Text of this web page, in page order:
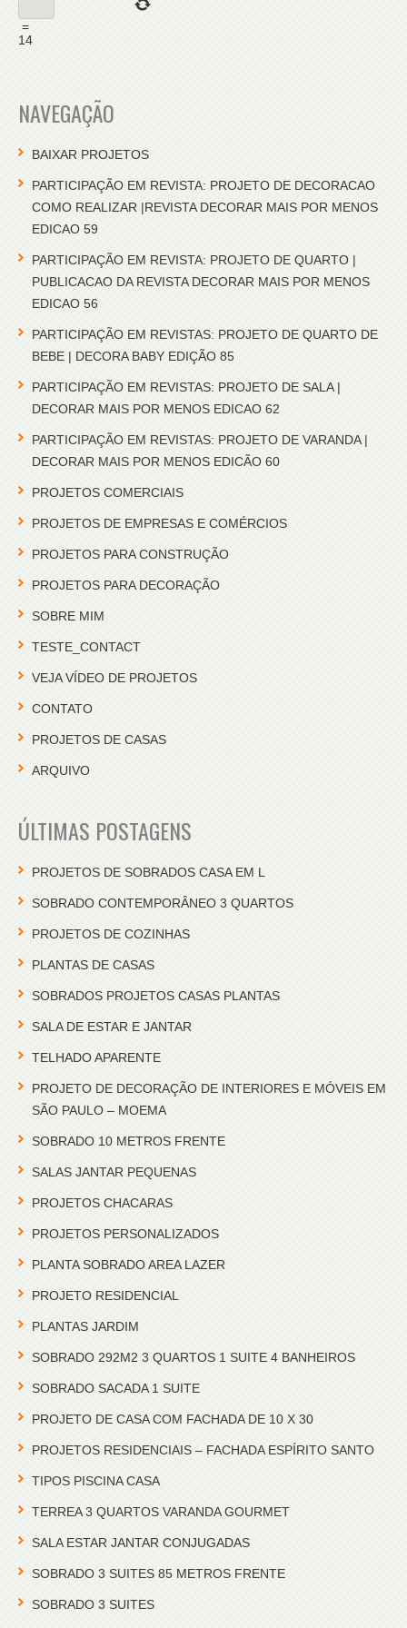
=
14
NAVEGAÇÃO
BAIXAR PROJETOS
PARTICIPAÇÃO EM REVISTA: PROJETO DE DECORACAO
COMO REALIZAR |REVISTA DECORAR MAIS POR MENOS
EDICAO 59
PARTICIPAÇÃO EM REVISTA: PROJETO DE QUARTO |
PUBLICACAO DA REVISTA DECORAR MAIS POR MENOS
EDICAO 56
PARTICIPAÇÃO EM REVISTAS: PROJETO DE QUARTO DE
BEBE | DECORA BABY EDIÇÃO 85
PARTICIPAÇÃO EM REVISTAS: PROJETO DE SALA |
DECORAR MAIS POR MENOS EDICAO 62
PARTICIPAÇÃO EM REVISTAS: PROJETO DE VARANDA |
DECORAR MAIS POR MENOS EDICÃO 60
PROJETOS COMERCIAIS
PROJETOS DE EMPRESAS E COMÉRCIOS
PROJETOS PARA CONSTRUÇÃO
PROJETOS PARA DECORAÇÃO
SOBRE MIM
TESTE_CONTACT
VEJA VÍDEO DE PROJETOS
CONTATO
PROJETOS DE CASAS
ARQUIVO
ÚLTIMAS POSTAGENS
PROJETOS DE SOBRADOS CASA EM L
SOBRADO CONTEMPORÂNEO 3 QUARTOS
PROJETOS DE COZINHAS
PLANTAS DE CASAS
SOBRADOS PROJETOS CASAS PLANTAS
SALA DE ESTAR E JANTAR
TELHADO APARENTE
PROJETO DE DECORAÇÃO DE INTERIORES E MÓVEIS EM
SÃO PAULO – MOEMA
SOBRADO 10 METROS FRENTE
SALAS JANTAR PEQUENAS
PROJETOS CHACARAS
PROJETOS PERSONALIZADOS
PLANTA SOBRADO AREA LAZER
PROJETO RESIDENCIAL
PLANTAS JARDIM
SOBRADO 292M2 3 QUARTOS 1 SUITE 4 BANHEIROS
SOBRADO SACADA 1 SUITE
PROJETO DE CASA COM FACHADA DE 10 X 30
PROJETOS RESIDENCIAIS – FACHADA ESPÍRITO SANTO
TIPOS PISCINA CASA
TERREA 3 QUARTOS VARANDA GOURMET
SALA ESTAR JANTAR CONJUGADAS
SOBRADO 3 SUITES 85 METROS FRENTE
SOBRADO 3 SUITES